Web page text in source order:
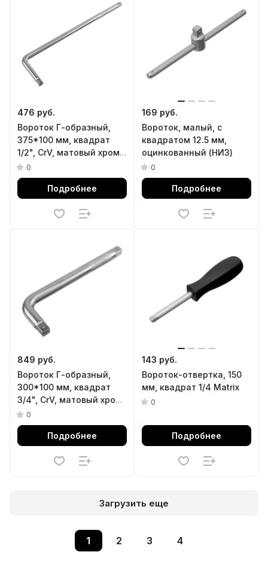
476 руб.
Вороток Г-образный,
375*100 мм, квадрат
1/2", CrV, матовый хром
Denzel
0
Подробнее
169 руб.
Вороток, малый, с
квадратом 12.5 мм,
оцинкованный (НИЗ)
0
Подробнее
849 руб.
Вороток Г-образный,
300*100 мм, квадрат
3/4", CrV, матовый хром
Denzel
0
Подробнее
143 руб.
Вороток-отвертка, 150
мм, квадрат 1/4 Matrix
0
Подробнее
Загрузить еще
1 2 3 4